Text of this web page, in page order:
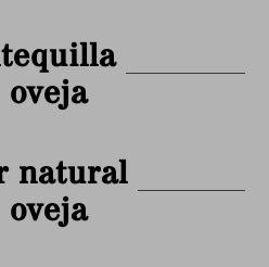
oveja
natural
oveja